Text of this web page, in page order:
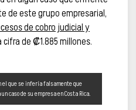
de este grupo empresarial,
de cobro judicial y
cifra de ₡1.885 millones.
el que se infería falsamente que
caso de su empresa en Costa Rica.